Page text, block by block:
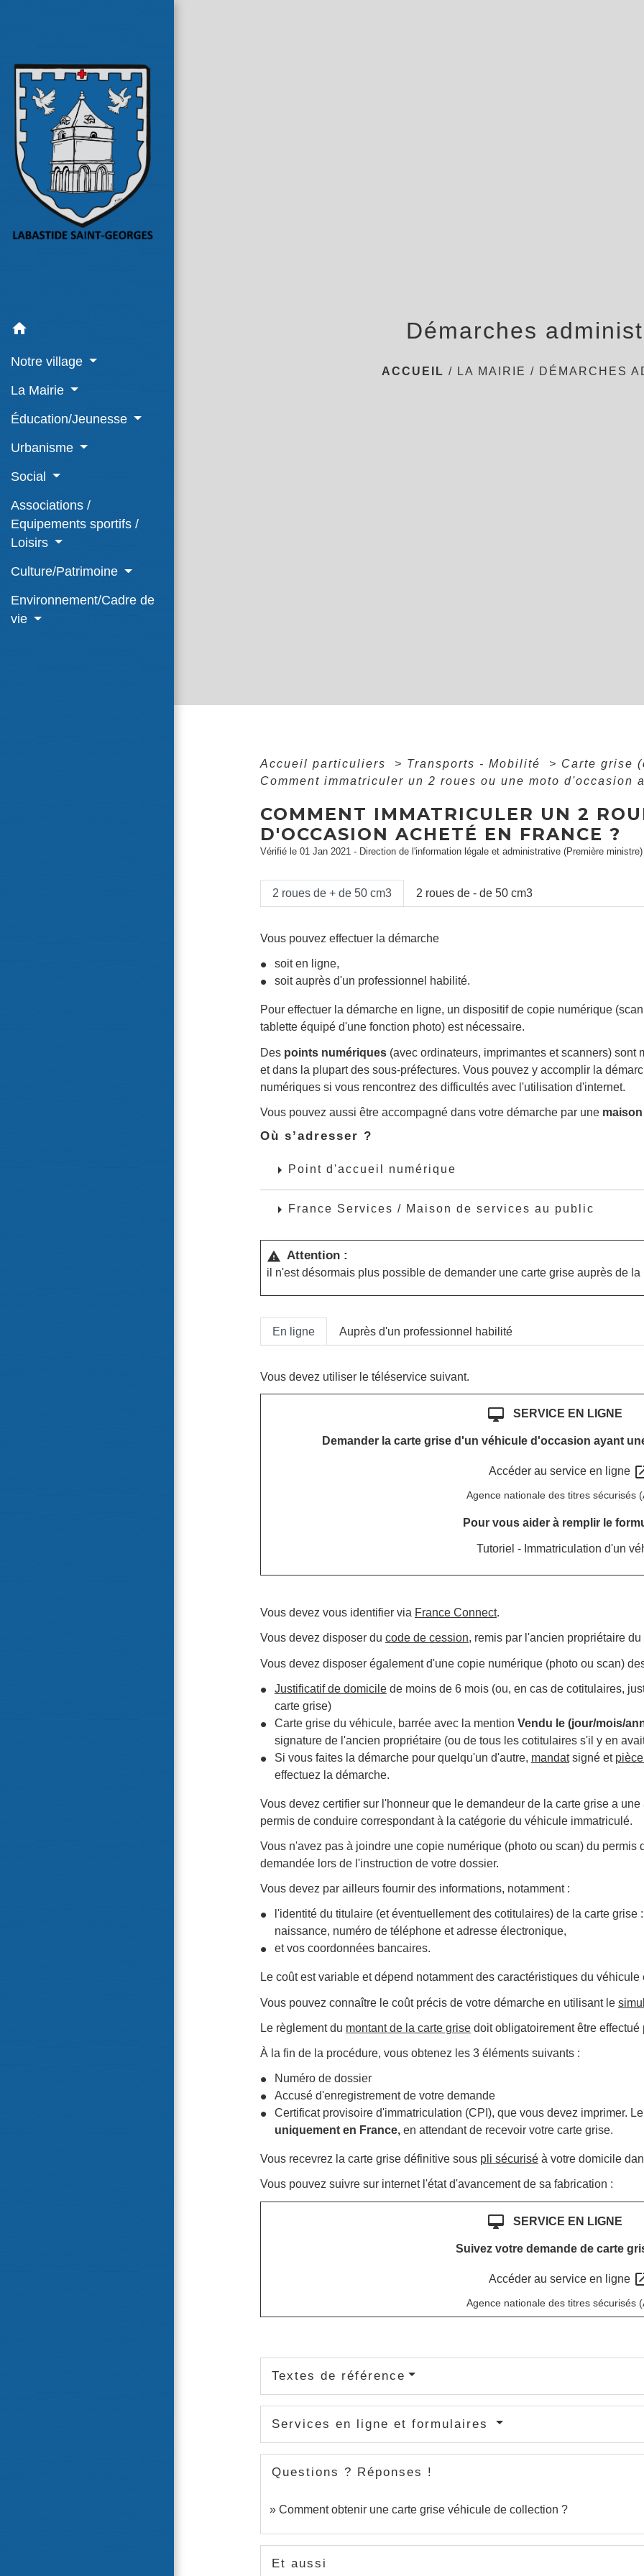
home
Notre village
La Mairie
Éducation/Jeunesse
Urbanisme
Social
Associations /
Equipements sportifs /
Loisirs
Culture/Patrimoine
Environnement/Cadre de
vie
Démarches
ACCUEIL / LA MAIRIE / DÉMARCHES
Accueil particuliers > Transports - Mobilité > Carte grise
Comment immatriculer un 2 roues ou une moto d'occasion
COMMENT IMMATRICULER UN 2
D'OCCASION ACHETÉ EN FRANCE ?
Vérifié le 01 Jan 2021 - Direction de l'information légale et administrative (Première ministre)
2 roues de + de 50 cm3 2 roues de - de 50 cm3
Vous pouvez effectuer la démarche
soit en ligne,
soit auprès d'un professionnel habilité.
Pour effectuer la démarche en ligne, un dispositif de copie numérique
tablette équipé d'une fonction photo) est nécessaire.
Des points numériques(avec ordinateurs, imprimantes et scanners) sont
et dans la plupart des sous-préfectures. Vous pouvez y accomplir la
numériques si vous rencontrez des difficultés avec l'utilisation d'internet.
Vous pouvez aussi être accompagné dans votre démarche par une
Où s’adresser ?
arrow_right Point d'accueil numérique
arrow_right France Services / Maison de services au public
warning Attention :
il n'est désormais plus possible de demander une carte grise auprès de
En ligne Auprès d'un professionnel habilité
Vous devez utiliser le téléservice suivant.
desktop_mac SERVICE EN LIGNE
Demander la carte grise d'un véhicule d'occasion ayant
Accéder au service en ligne
Agence nationale des titres sécurisés
Pour vous aider à remplir le
Tutoriel - Immatriculation d'un
Vous devez vous identifier via France Connect.
Vous devez disposer du code de cession, remis par l'ancien propriétaire
Vous devez disposer également d'une copie numérique (photo ou scan)
Justificatif de domicilede moins de 6 mois (ou, en cas de cotitulaires,
carte grise)
Carte grise du véhicule, barrée avec la mention Vendu le (jour/mois/
signature de l'ancien propriétaire (ou de tous les cotitulaires s'il y en
Si vous faites la démarche pour quelqu'un d'autre, mandatsigné et
effectuez la démarche.
Vous devez certifier sur l'honneur que le demandeur de la carte grise a
permis de conduire correspondant à la catégorie du véhicule immatriculé.
Vous n'avez pas à joindre une copie numérique (photo ou scan) du permis
demandée lors de l'instruction de votre dossier.
Vous devez par ailleurs fournir des informations, notamment :
l'identité du titulaire (et éventuellement des cotitulaires) de la carte grise
naissance, numéro de téléphone et adresse électronique,
et vos coordonnées bancaires.
Le coût est variable et dépend notamment des caractéristiques du
Vous pouvez connaître le coût précis de votre démarche en utilisant le
Le règlement du montant de la carte grisedoit obligatoirement être effectué
À la fin de la procédure, vous obtenez les 3 éléments suivants :
Numéro de dossier
Accusé d'enregistrement de votre demande
Certificat provisoire d'immatriculation (CPI), que vous devez imprimer.
uniquement en France,en attendant de recevoir votre carte grise.
Vous recevrez la carte grise définitive sous pli sécuriséà votre domicile
Vous pouvez suivre sur internet l'état d'avancement de sa fabrication :
desktop_mac SERVICE EN LIGNE
Suivez votre demande de carte
Accéder au service en ligne
Agence nationale des titres sécurisés
Textes de référence
Services en ligne et formulaires
Questions ? Réponses !
Comment obtenir une carte grise véhicule de collection ?
Et aussi